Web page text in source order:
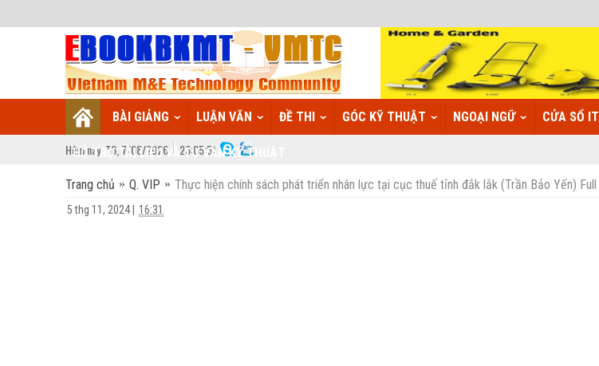
BÀI GIẢNG LUẬN VĂN ĐỀ THI GÓC KỸ THUẬT NGOẠI NGỮ CỬA SỔ IT
HỖ TRỢ TÀI LIỆU VÀ TƯ VẤN KỸ THUẬT
Hôm nay: T6, 7/08/2026 23:05:51
Trang chủ Q. VIP Thực hiện chính sách phát triển nhân lực tại cục thuế tỉnh đắk lắk (Trần Bảo Yến) Full
5 thg 11, 2024 16:31